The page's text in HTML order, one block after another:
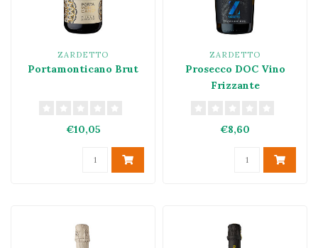
ZARDETTO
Portamonticano Brut
€10,05
ZARDETTO
Prosecco DOC Vino
Frizzante
€8,60